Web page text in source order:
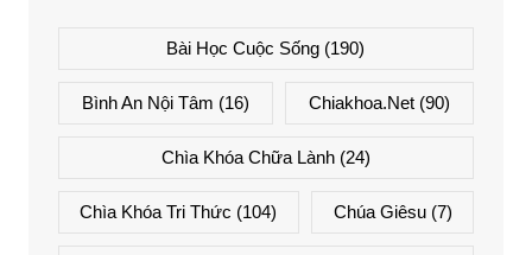
Bài Học Cuộc Sống (190)
Bình An Nội Tâm (16) Chiakhoa.net (90)
Chìa Khóa Chữa Lành(24)
Chìa Khóa Tri Thức (104) Chúa Giêsu(7)